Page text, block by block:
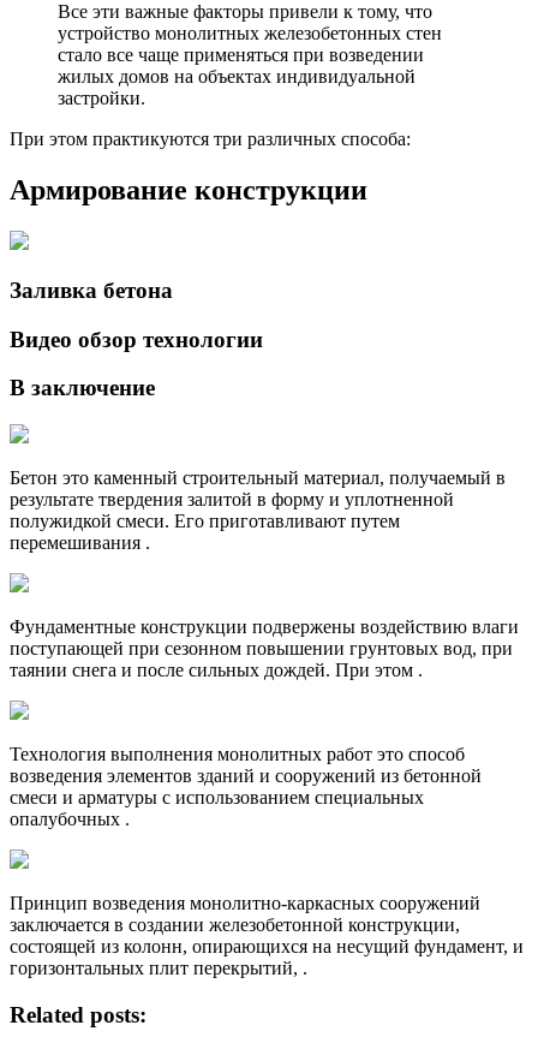
Все эти важные факторы привели к тому, что
устройство монолитных железобетонных стен
стало все чаще применяться при возведении
жилых домов на объектах индивидуальной
застройки.
При этом практикуются три различных способа:
Армирование конструкции
Заливка бетона
Видео обзор технологии
В заключение
Бетон это каменный строительный материал, получаемый в
результате твердения залитой в форму и уплотненной
полужидкой смеси. Его приготавливают путем
перемешивания .
Фундаментные конструкции подвержены воздействию влаги
поступающей при сезонном повышении грунтовых вод, при
таянии снега и после сильных дождей. При этом .
Технология выполнения монолитных работ это способ
возведения элементов зданий и сооружений из бетонной
смеси и арматуры с использованием специальных
опалубочных .
Принцип возведения монолитно-каркасных сооружений
заключается в создании железобетонной конструкции,
состоящей из колонн, опирающихся на несущий фундамент, и
горизонтальных плит перекрытий, .
Related posts: